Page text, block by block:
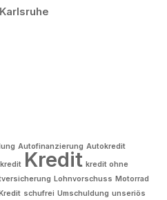
Autofinanzierung Autokredit
Kredit kredit ohne
Lohnvorschuss Motorrad
schufrei Umschuldung unseriös